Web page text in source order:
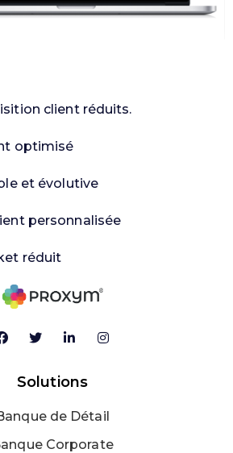
client réduits.
optimisé
et évolutive
personnalisée
réduit
Solutions
de Détail
Corporate